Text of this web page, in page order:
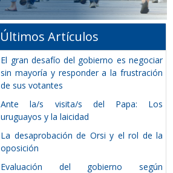
Últimos Artículos
El gran desafío del gobierno es negociar
sin mayoría y responder a la frustración
de sus votantes
Ante la/s visita/s del Papa: Los
uruguayos y la laicidad
La desaprobación de Orsi y el rol de la
oposición
Evaluación del gobierno según